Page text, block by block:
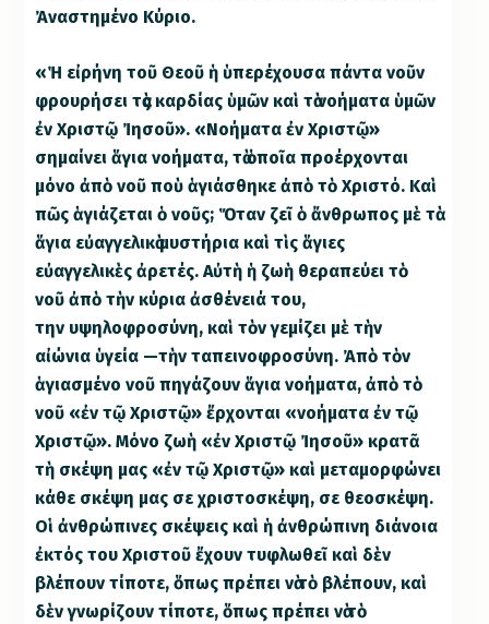
Ἀναστημένο Κύριο.
«Ἡ εἰρήνη τοῦ Θεοῦ ἡ ὑπερέχουσα πάντα νοῦν
φρουρήσει τὰς καρδίας ὑμῶν καὶ τὰ νοήματα ὑμῶν
ἐν Χριστῷ Ἰησοῦ». «Νοήματα ἐν Χριστῷ»
σημαίνει ἅγια νοήματα, τὰ ὁποῖα προέρχονται
μόνο ἀπὸ νοῦ ποὺ ἁγιάσθηκε ἀπὸ τὸ Χριστό. Καὶ
πῶς ἁγιάζεται ὁ νοῦς; Ὅταν ζεῖ ὁ ἄνθρωπος μὲ τὰ
ἅγια εὐαγγελικὰ μυστήρια καὶ τὶς ἅγιες
εὐαγγελικὲς ἀρετές. Αὐτὴ ἡ ζωὴ θεραπεύει τὸ
νοῦ ἀπὸ τὴν κύρια ἀσθένειά του,
την υψηλοφροσύνη, καὶ τὸν γεμίζει μὲ τὴν
αἰώνια ὑγεία —τὴν ταπεινοφροσύνη. Ἀπὸ τὸν
ἁγιασμένο νοῦ πηγάζουν ἅγια νοήματα, ἀπὸ τὸ
νοῦ «ἐν τῷ Χριστῷ» ἔρχονται «νοήματα ἐν τῷ
Χριστῷ». Μόνο ζωὴ «ἐν Χριστῷ Ἰησοῦ» κρατᾶ
τὴ σκέψη μας «ἐν τῷ Χριστῷ» καὶ μεταμορφώνει
κάθε σκέψη μας σε χριστοσκέψη, σε θεοσκέψη.
Οἱ ἀνθρώπινες σκέψεις καὶ ἡ ἀνθρώπινη διάνοια
ἐκτός του Χριστοῦ ἔχουν τυφλωθεῖ καὶ δὲν
βλέπουν τίποτε, ὅπως πρέπει νὰ τὸ βλέπουν, καὶ
δὲν γνωρίζουν τίποτε, ὅπως πρέπει νὰ τὸ